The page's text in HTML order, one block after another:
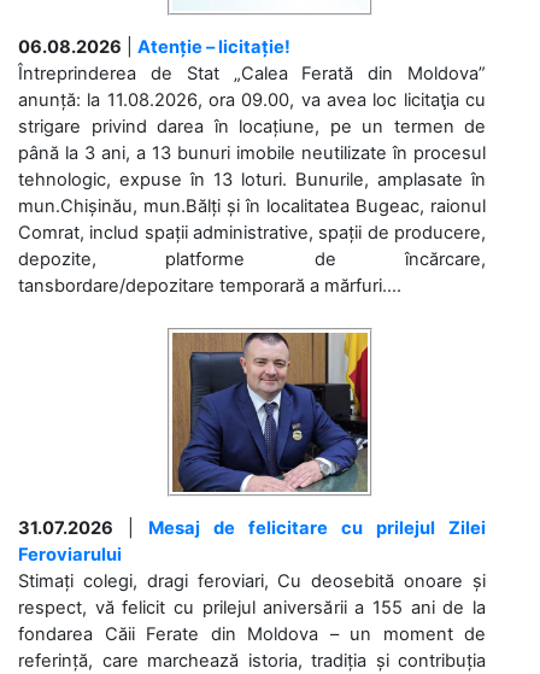
06.08.2026
Atenție – licitație!
Întreprinderea de Stat „Calea Ferată din Moldova”
anunță: la 11.08.2026, ora 09.00, va avea loc licitaţia cu
strigare privind darea în locațiune, pe un termen de
până la 3 ani, a 13 bunuri imobile neutilizate în procesul
tehnologic, expuse în 13 loturi. Bunurile, amplasate în
mun.Chișinău, mun.Bălți și în localitatea Bugeac, raionul
Comrat, includ spații administrative, spații de producere,
depozite, platforme de încărcare,
tansbordare/depozitare temporară a mărfuri....
31.07.2026
Mesaj de felicitare cu prilejul Zilei
Feroviarului
Stimați colegi, dragi feroviari, Cu deosebită onoare și
respect, vă felicit cu prilejul aniversării a 155 ani de la
fondarea Căii Ferate din Moldova – un moment de
referință, care marchează istoria, tradiția și contribuția